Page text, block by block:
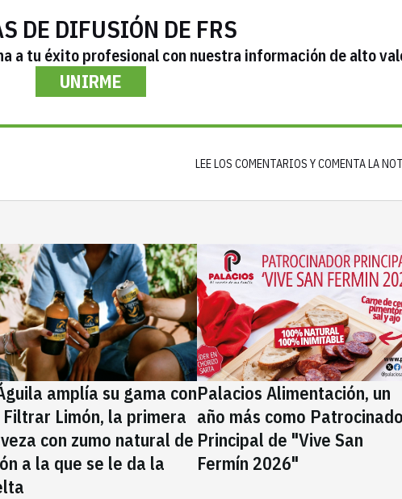
DE DIFUSIÓN DE FRS
a tu éxito profesional con nuestra información de alto
UNIRME
LEE LOS COMENTARIOS Y COMENTA LA
amplía su gama con
Filtrar Limón, la primera
con zumo natural de
a la que se le da la
Palacios Alimentación, un
año más como
Principal de "Vive San
Fermín 2026"